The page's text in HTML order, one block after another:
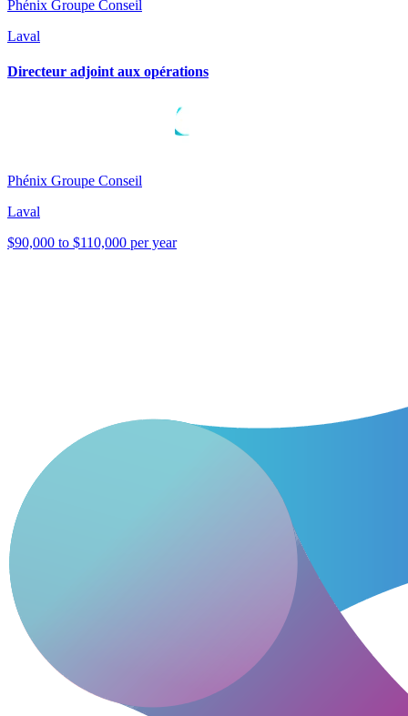
Phénix Groupe Conseil
Laval
Directeur adjoint aux opérations
Phénix Groupe Conseil
Laval
$90,000 to $110,000 per year